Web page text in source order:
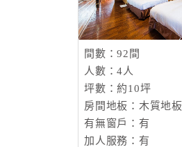
間數：92間
人數：4人
坪數：約10坪
房間地板：木質地板
有無窗戶：有
加人服務：有